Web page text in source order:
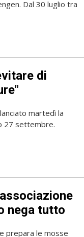
Dal 30 luglio tra
di
martedì la
27 settembre.
nega tutto
prepara le mosse